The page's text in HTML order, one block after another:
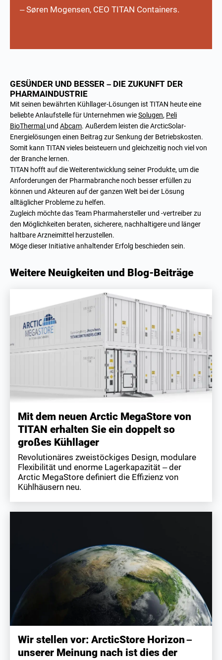
– Søren Mogensen, CEO TITAN Containers.
GESÜNDER UND BESSER – DIE ZUKUNFT DER
PHARMAINDUSTRIE
Mit seinen bewährten Kühllager-Lösungen ist TITAN heute eine
beliebte Anlaufstelle für Unternehmen wieSolugen, Peli
BioThermal und Abcam. Außerdem leisten die ArcticSolar-
Energielösungen einen Beitrag zur Senkung der Betriebskosten.
Somit kann TITAN vieles beisteuern und gleichzeitig noch viel von
der Branche lernen.
TITAN hofft auf die Weiterentwicklung seiner Produkte, um die
Anforderungen der Pharmabranche noch besser erfüllen zu
können und Akteuren auf der ganzen Welt bei der Lösung
alltäglicher Probleme zu helfen.
Zugleich möchte das Team Pharmahersteller und -vertreiber zu
den Möglichkeiten beraten, sicherere, nachhaltigere und länger
haltbare Arzneimittel herzustellen.
Möge dieser Initiative anhaltender Erfolg beschieden sein.
Weitere Neuigkeiten und Blog-Beiträge
Mit dem neuen Arctic MegaStore von
TITAN erhalten Sie ein doppelt so
großes Kühllager
Revolutionäres zweistöckiges Design, modulare
Flexibilität und enorme Lagerkapazität – der
Arctic MegaStore definiert die Effizienz von
Kühlhäusern neu.
Wir stellen vor: ArcticStore Horizon –
unserer Meinung nach ist dies der